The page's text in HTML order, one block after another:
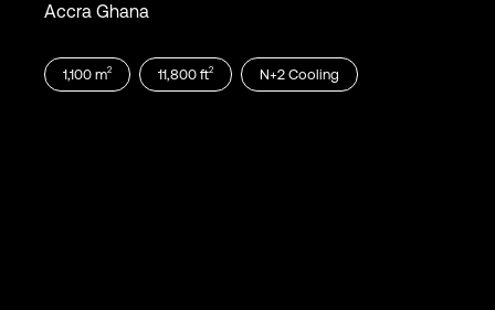
Accra Ghana
1,100 m2 11,800 ft2 N+2 Cooling